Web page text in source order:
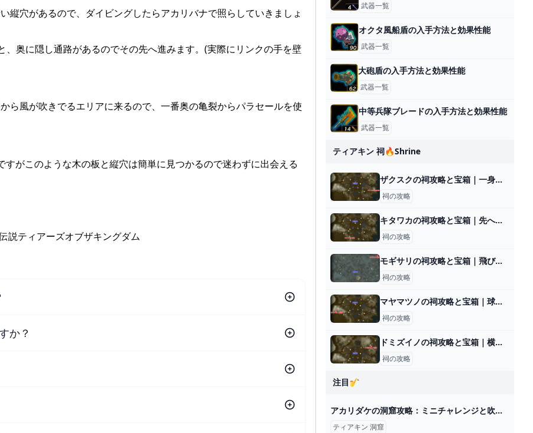
縦穴があるので、ダイビングしたらアカリバナで照らしていきましょ
奥に隠し通路があるのでその先へ進みます。(実際にリンクの手を壁
ら風が吹きでるエリアに来るので、一番奥の亀裂からパラセールを使
がこのような木の板と縦穴は簡単に見つかるので迷わずに出会える
説ティアーズオブザキングダム
か？
武器一覧
オクタ風船盾の入手方法と効果性能
武器一覧
大砲盾の入手方法と効果性能
武器一覧
中等兵隊ブレードの入手方法と効果性能
武器一覧
ティアキン 祠🔥shrine
ザクスクの祠攻略と宝箱｜一身の戦い 上昇
祠の攻略
キタワカの祠攻略と宝箱｜先へ繋ぐ道
祠の攻略
モギサリの祠攻略と宝箱｜飛び出す勇気
祠の攻略
マヤマツノの祠攻略と宝箱｜球の通り道
祠の攻略
ドミズイノの祠攻略と宝箱｜横たわる通り道
祠の攻略
注目🎷
アカリダケの洞窟攻略：ミニチャレンジと吹雪の服、そしてマヨイの場所 #ティアキン #ゼルダの伝説ティアーズオブザキングダム #洞窟に光るキノコ - YouTube
ティアキン 洞窟